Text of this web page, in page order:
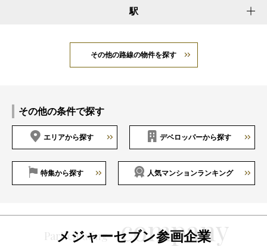
駅
その他の路線の物件を探す
その他の条件で探す
エリアから探す デベロッパーから探す
特集から探す 人気マンションランキング
メジャーセブン参画企業